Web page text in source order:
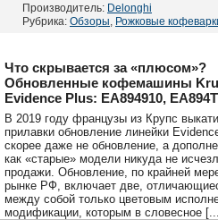
Производитель: Delonghi
Рубрика: Обзоры Рожковые
Что скрывается за «плюсом»?
Обновленные кофемашины
Evidence Plus: EA894910,
В 2019 году французы из Крупс
прилавки обновление линейки
скорее даже не обновление, а
как «старые» модели никуда не
продажи. Обновление, по крайней
рынке РФ, включает две,
между собой только цветовым
модификации, которым в словесное